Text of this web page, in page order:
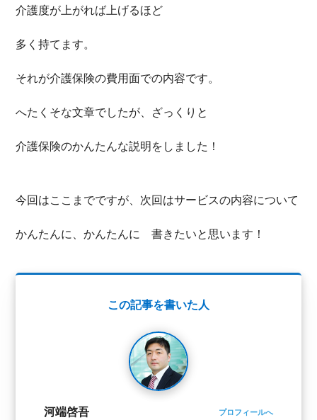
介護度が上がれば上げるほど
多く持てます。
それが介護保険の費用面での内容です。
へたくそな文章でしたが、ざっくりと
介護保険のかんたんな説明をしました！
今回はここまでですが、次回はサービスの内容について
かんたんに、かんたんに 書きたいと思います！
この記事を書いた人
河端啓吾 プロフィールへ